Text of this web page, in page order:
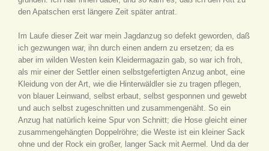
den Apatschen erst längere Zeit später antrat.
Im Laufe dieser Zeit war mein Jagdanzug so defekt geworden, daß
ich gezwungen war, ihn durch einen andern zu ersetzen; da es
aber im wilden Westen kein Kleidermagazin gab, so war ich froh,
als mir einer der Settler einen selbstgefertigten Anzug anbot, eine
Kleidung von der Art, wie die Hinterwäldler sie zu tragen pflegen,
von blauer Leinwand, selbst erbaut, selbst gesponnen und gewebt
und auch selbst zugeschnitten und zusammengenäht. So ein
Anzug hat natürlich keine Spur von Schnitt; die Hose gleicht einer
zusammengehängten Doppelröhre; die Weste ist ein kleiner Sack
ohne und der Rock ein großer, langer Sack mit Aermel. Und da der